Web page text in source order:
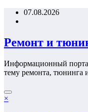
Перейти07.08.2026
Ремонт и
Информационный
тему ремонта, тюнинга
×